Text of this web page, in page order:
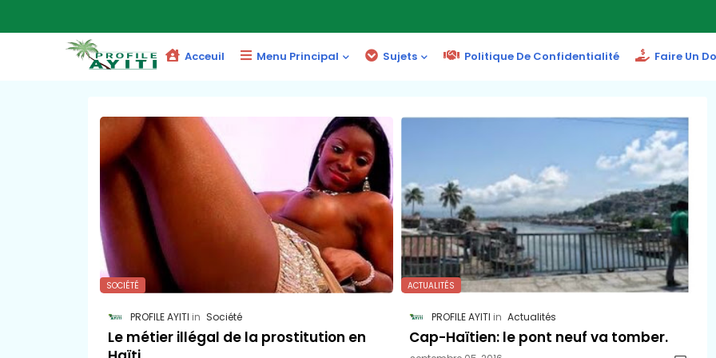
Acceuil Menu Principal Sujets Politique De Confidentialité Faire Un
SOCIÉTÉ
PROFILE AYITI Société
Le métier illégal de la prostitution en
ACTUALITÉS
PROFILE AYITI Actualités
Cap-Haïtien: le pont neuf va tomber.